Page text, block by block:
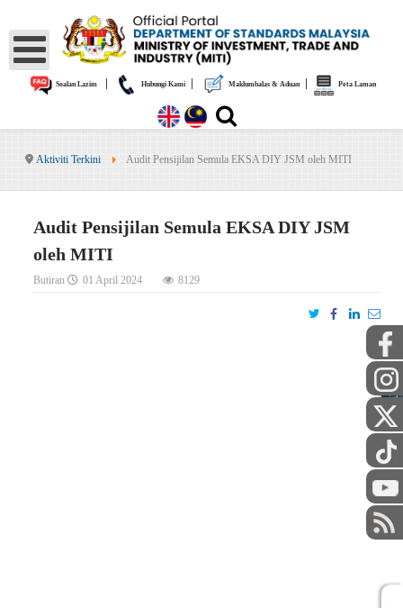
Soalan Lazim| Hubungi Kami| Maklumbalas & Aduan| Peta Laman
Aktiviti Terkini Audit Pensijilan Semula EKSA DIY JSM oleh MITI
Audit Pensijilan Semula EKSA DIY JSM
oleh MITI
Butiran 01 April 2024 8129
AWAM